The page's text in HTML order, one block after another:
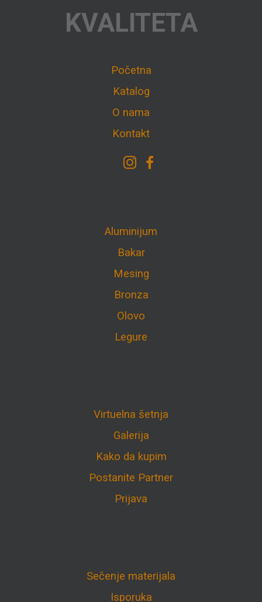
KVALITETA
Početna
Katalog
O nama
Kontakt
Aluminijum
Bakar
Mesing
Bronza
Olovo
Legure
Virtuelna šetnja
Galerija
Kako da kupim
Postanite Partner
Prijava
Sečenje materijala
Isporuka